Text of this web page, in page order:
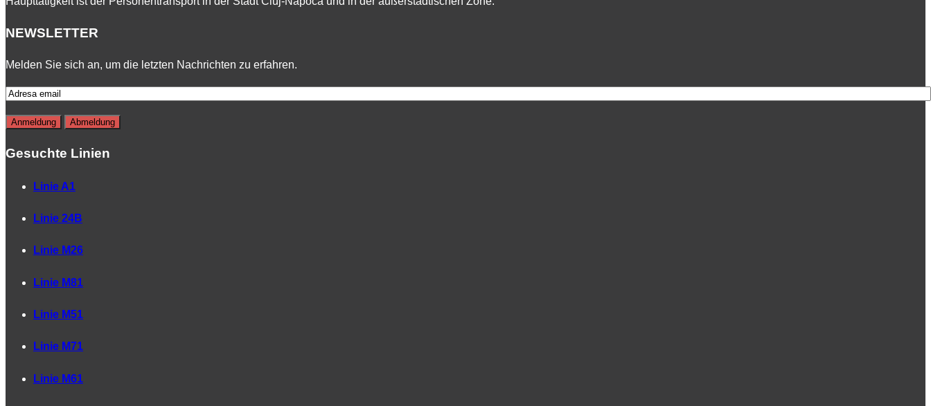
NEWSLETTER
Melden Sie sich an, um die letzten Nachrichten zu erfahren.
Gesuchte Linien
Linie A1
Linie 24B
Linie M26
Linie M81
Linie M51
Linie M71
Linie M61